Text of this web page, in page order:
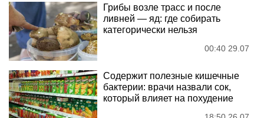
Грибы возле трасс и после
ливней — яд: где собирать
категорически нельзя
00:40 29.07
Содержит полезные кишечные
бактерии: врачи назвали сок,
который влияет на похудение